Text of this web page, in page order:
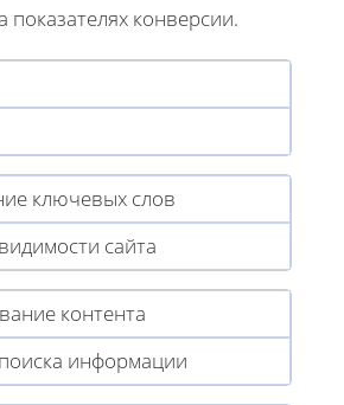
показателях конверсии.
ключевых слов
сайта
контента
информации